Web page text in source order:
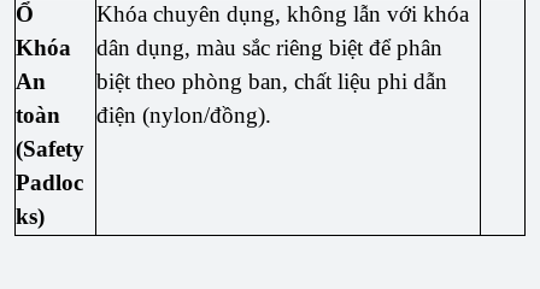
Ổ
Khóa
An
toàn
(Safety
Padloc
ks)
Khóa chuyên dụng, không lẫn với khóa
dân dụng, màu sắc riêng biệt để phân
biệt theo phòng ban, chất liệu phi dẫn
điện (nylon/đồng).